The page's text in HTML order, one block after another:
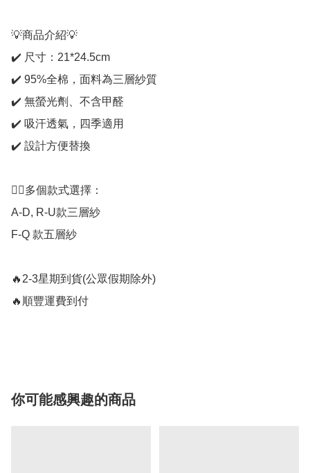
💡商品介紹💡
✔️ 尺寸：21*24.5cm
✔️ 95%全棉，面料為三層紗質
✔️ 無螢光劑、不含甲醛
✔️ 吸汗透氣，四季適用
✔️ 設計方便替換
👉🏻多個款式選擇：
A-D, R-U款三層紗
F-Q 款五層紗
🔥2-3星期到貨(公眾假期除外)
🔥順豐運費到付
你可能感興趣的商品